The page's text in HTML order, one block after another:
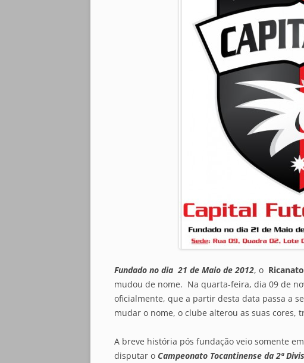
Fundado no dia 21 de Maio de 2012, o
mudou de nome. Na quarta-feira, dia 09 de
oficialmente, que a partir desta data passa a
mudar o nome, o clube alterou as suas cores,
A breve história pós fundação veio somente
disputar o Campeonato Tocantinense da 2ª